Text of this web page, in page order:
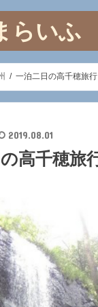
らいふ
一泊二日の高千穂旅
2019.08.01
高千穂旅